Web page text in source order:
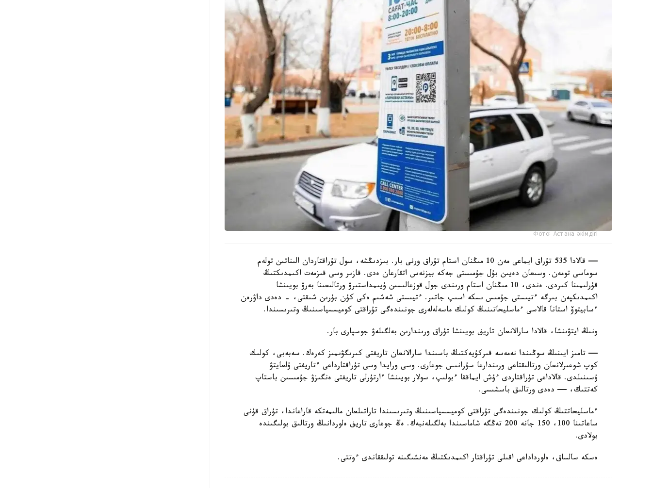
Фото: Астана әкімдігі
— قالادا 535 تۇراق ايماعى مەن 10 مىڭنان استام تۇراق ورنى بار. بىزدىڭشە، سول تۇراقتاردان الىناتىن تولەم
سوماسى تومەن. وسىعان دەيىن بۇل جۇمىستى جەكە بيزنەس اتقارعان ەدى. قازىر وسى قىزمەت اكىمدىكتىڭ
قۇرلىمىنا كىردى. ەندى، 10 مىڭنان استام ورىندى جول قوزعالىسىن ۇيىمداستىرۋ ورتالىعىنا بەرۋ بويىنشا
اكىمدىكپەن بىرگە ءتيىستى جۇمىس ىسكە اسىپ جاتىر. ءتيىستى شەشىم ەكى كۇن بۇرىن شىقتى، - دەدى داۋرەن
ءسابيتوۆ استانا قالاسى ءماسليحاتىنىڭ كولىك ماسەلەلەرى جونىندەگى تۇراقتى كوميسسياسىنىڭ وتىرىسىندا.
ونىڭ ايتۋىنشا، قالادا سارالانعان تاريف بويىنشا تۇراق ورىندارىن بەلگىلەۋ جوسپارى بار.
— تامىز ايىنىڭ سوڭىندا نەمەسە قىركۇيەكتىڭ باسىندا سارالانعان تاريفتى كىرىگۋىمىز كەرەك. سەبەبى، كولىك
كوپ شوعىرلانعان ورتالىقتاعى ورىندارعا سۇرانىس جوعارى. وسى ورايدا وسى تۇراقتارداعى ءتاريفتى ۇلعايتۋ
ۇسىنىلدى. قالاداعى تۇراقتاردى ءۇش ايماققا ءبولىپ، سولار بويىنشا ءارتۇرلى تاريفتى ەنگىزۋ جۇمىسىن باستاپ
كەتتىك، — دەدى ورتالىق باسشىسى.
ءماسليحاتتىڭ كولىك جونىندەگى تۇراقتى كوميسسياسىنىڭ وتىرىسىندا تاراتىلعان مالىمەتكە قاراعاندا، تۇراق قۇنى
ساعاتىنا 100، 150 جانە 200 تەڭگە شاماسىندا بەلگىلەنبەك. ەڭ جوعارى تاريف ەلوردانىڭ ورتالىق بولىگىندە
بولادى.
ەسكە سالساق، ەلورداداعى اقىلى تۇراقتار اكىمدىكتىڭ مەنشىگىنە تولىققاندى ءوتتى.